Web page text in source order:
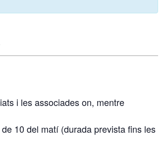
i les associades on, mentre
10 del matí (durada prevista fins les